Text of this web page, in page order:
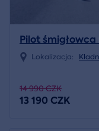
Pilot
Lokalizacja:
14 990 CZK
13 190 CZK